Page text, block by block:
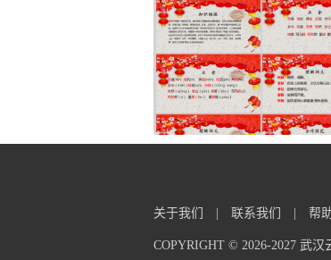
关于我们 联系我们 帮
COPYRIGHT © 2026-2027 武汉